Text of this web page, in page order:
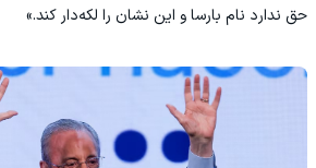
حق ندارد نام بارسا و این نشان را لکه‌دار کند.»